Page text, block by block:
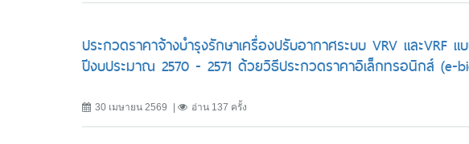
ประกวดราคาจ้างบำรุงรักษาเครื่องปรับอากาศระบบ VRV และVRF
ปีงบประมาณ 2570 - 2571 ด้วยวิธีประกวดราคาอิเล็กทรอนิกส์ (e-
30 เมษายน 2569 อ่าน 137 ครั้ง